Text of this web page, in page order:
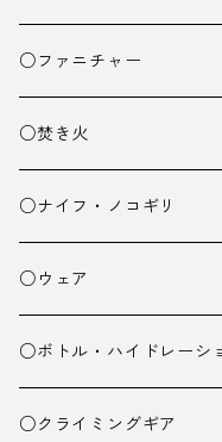
クッキング小物
ペグ・ハンマー・小物
ライト
ランタン
○ファニチャー
テーブル
チェア
○焚き火
焚き火台
焚き火小物
○ナイフ・ノコギリ
○ウェア
ミドルレイヤー
ベースレイヤー
○ボトル・ハイドレーシ
○クライミングギア